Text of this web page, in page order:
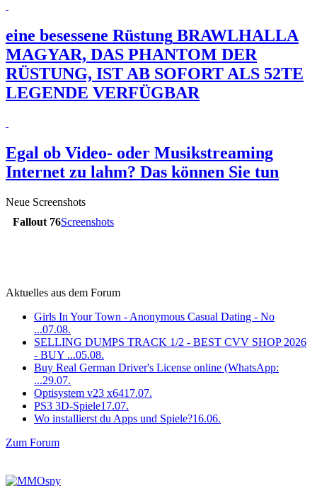
eine besessene Rüstung BRAWLHALLA
MAGYAR, DAS PHANTOM DER
RÜSTUNG, IST AB SOFORT ALS 52TE
LEGENDE VERFÜGBAR
Egal ob Video- oder Musikstreaming
Internet zu lahm? Das können Sie tun
Neue Screenshots
Fallout 76Screenshots
Aktuelles aus dem Forum
Girls In Your Town - Anonymous Casual Dating - No
...07.08.
SELLING DUMPS TRACK 1/2 - BEST CVV SHOP 2026
- BUY ...05.08.
Buy Real German Driver's License online (WhatsApp:
...29.07.
Optisystem v23 x6417.07.
PS3 3D-Spiele17.07.
Wo installierst du Apps und Spiele?16.06.
Zum Forum